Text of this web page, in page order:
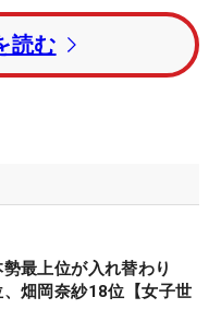
り、2打差に詰め寄ら
。勝負のバックナイ
後続の岩井明愛・千
ができて、すごいう
チでもある父は本当
恩返しすることがで
父・勝臣さんに捧げ
読む
勢最上位が入れ替わり
畑岡奈紗18位【女子世